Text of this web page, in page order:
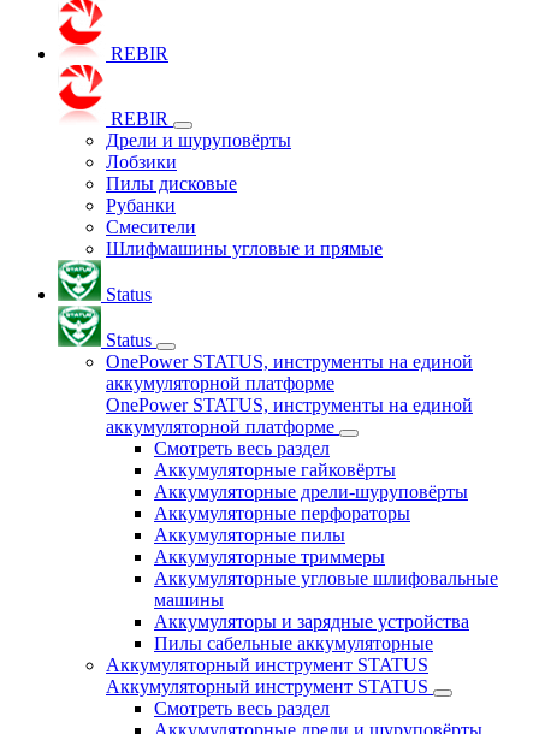
REBIR
REBIR
Дрели и шуруповёрты
Лобзики
Пилы дисковые
Рубанки
Смесители
Шлифмашины угловые и прямые
Status
Status
OnePower STATUS, инструменты на единой
аккумуляторной платформе
OnePower STATUS, инструменты на единой
аккумуляторной платформе
Смотреть весь раздел
Аккумуляторные гайковёрты
Аккумуляторные дрели-шуруповёрты
Аккумуляторные перфораторы
Аккумуляторные пилы
Аккумуляторные триммеры
Аккумуляторные угловые шлифовальные
машины
Аккумуляторы и зарядные устройства
Пилы сабельные аккумуляторные
Аккумуляторный инструмент STATUS
Аккумуляторный инструмент STATUS
Смотреть весь раздел
Аккумуляторные дрели и шуруповёрты